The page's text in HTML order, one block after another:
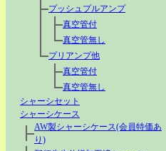
プッシュプルアンプ
真空管付
真空管無し
プリアンプ他
真空管付
真空管無し
シャーシセット
シャーシケース
AW製シャーシケース(会員特価あ
り)